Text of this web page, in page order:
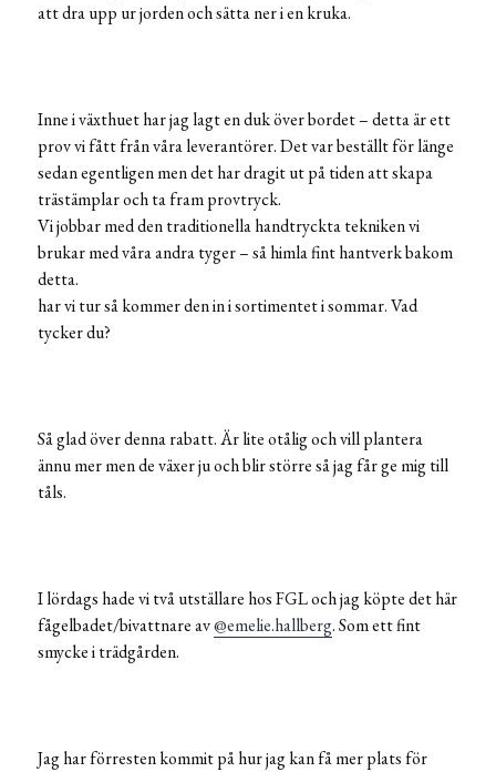
att dra upp ur jorden och sätta ner i en kruka.
Inne i växthuet har jag lagt en duk över bordet – detta är ett
prov vi fått från våra leverantörer. Det var beställt för länge
sedan egentligen men det har dragit ut på tiden att skapa
trästämplar och ta fram provtryck.
Vi jobbar med den traditionella handtryckta tekniken vi
brukar med våra andra tyger – så himla fint hantverk bakom
detta.
har vi tur så kommer den in i sortimentet i sommar. Vad
tycker du?
Så glad över denna rabatt. Är lite otålig och vill plantera
ännu mer men de växer ju och blir större så jag får ge mig till
tåls.
I lördags hade vi två utställare hos FGL och jag köpte det här
fågelbadet/bivattnare av@emelie.hallberg. Som ett fint
smycke i trädgården.
Jag har förresten kommit på hur jag kan få mer plats för